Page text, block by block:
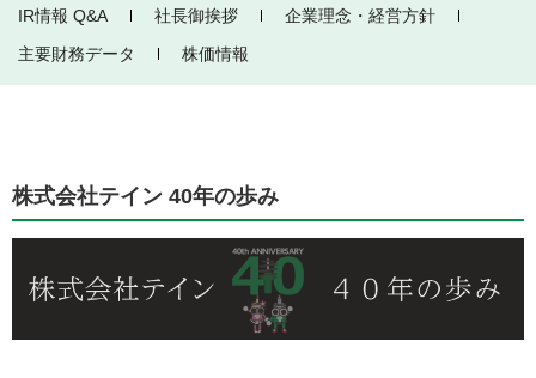
IR情報 Q&A
社長御挨拶
企業理念・経営方針
主要財務データ
株価情報
株式会社テイン 40年の歩み